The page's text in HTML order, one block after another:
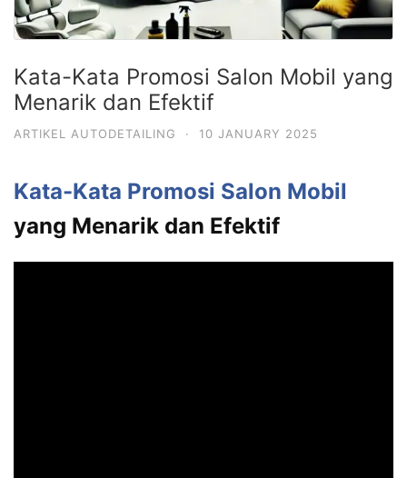
Kata-Kata Promosi Salon Mobil yang
Menarik dan Efektif
ARTIKEL AUTODETAILING · 10 JANUARY 2025
Kata-Kata Promosi Salon Mobil
yang Menarik dan Efektif